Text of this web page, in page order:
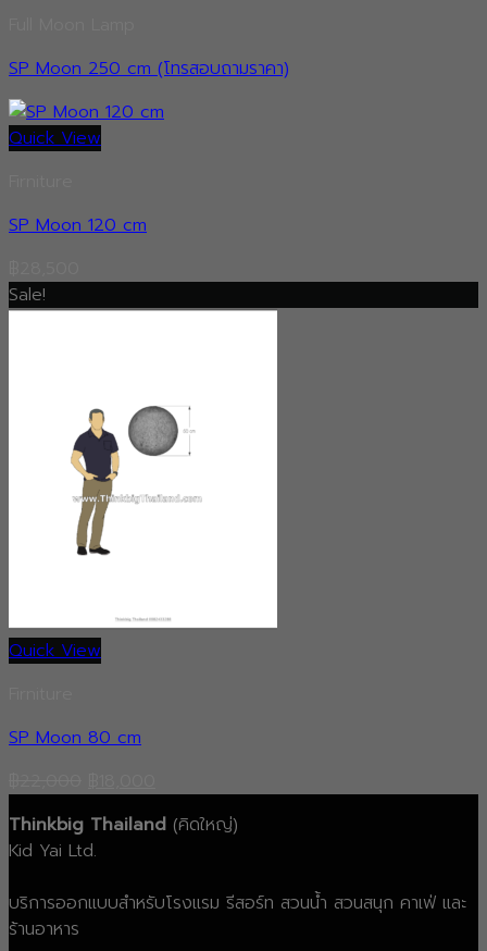
SP Moon 250 cm (โทรสอบถามราคา)
Quick View
SP Moon 120 cm
Sale!
Quick View
SP Moon 80 cm
was:
฿22,000.
is:
Thinkbig Thailand (คิดใหญ่)
Kid Yai Ltd.
บริการออกแบบสำหรับโรงแรม รีสอร์ท สวนน้ำ สวนสนุก คาเฟ่ และ
ร้านอาหาร